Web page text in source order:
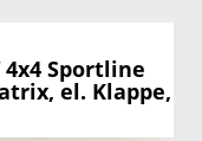
4x4 Sportline
el. Klappe,